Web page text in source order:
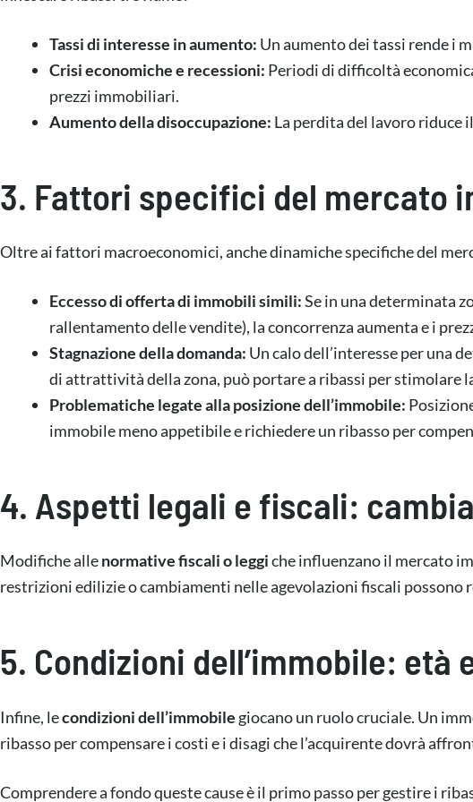
n
s
Tassi di interesse in aumento: Un aumento dei tassi rende i
Crisi economiche e recessioni: Periodi di difficoltà
prezzi immobiliari.
Aumento della disoccupazione: La perdita del lavoro riduce
3. Fattori specifici del mercato
Oltre ai fattori macroeconomici, anche dinamiche specifiche del
Eccesso di offerta di immobili simili:Se in una determinata
rallentamento delle vendite), la concorrenza aumenta e i
Stagnazione della domanda: Un calo dell’interesse per una
di attrattività della zona, può portare a ribassi per stimolare
Problematiche legate alla posizione dell’immobile:
immobile meno appetibile e richiedere un ribasso per
4. Aspetti legali e fiscali:
Modifiche allenormative fiscali o leggiche influenzano il mercato
restrizioni edilizie o cambiamenti nelle agevolazioni fiscali
5. Condizioni dell’immobile:
Infine, lecondizioni dell’immobile giocano un ruolo cruciale. Un
ribasso per compensare i costi e i disagi che l’acquirente dovrà
Comprendere a fondo queste cause è il primo passo per gestire i